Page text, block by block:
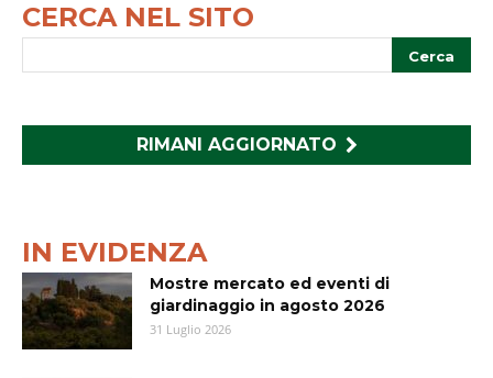
CERCA NEL SITO
RIMANI AGGIORNATO
IN EVIDENZA
Mostre mercato ed eventi di
giardinaggio in agosto 2026
31 Luglio 2026